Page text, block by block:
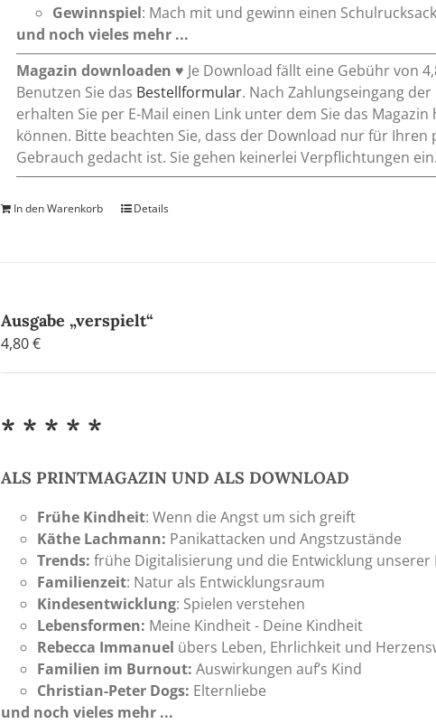
Gewinnspiel: Mach mit und gewinn einen
und noch vieles mehr ...
Magazin downloaden ♥ Je Download fällt eine Gebühr von
Benutzen Sie das Bestellformular. Nach Zahlungseingang
erhalten Sie per E-Mail einen Link unter dem Sie das
können. Bitte beachten Sie, dass der Download nur für Ihren
Gebrauch gedacht ist. Sie gehen keinerlei Verpflichtungen ein.
In den Warenkorb Details
Ausgabe „verspielt“
4,80€
* * * * *
ALS PRINTMAGAZIN UND ALS DOWNLOAD
Frühe Kindheit: Wenn die Angst um sich greift
Käthe Lachmann: Panikattacken und Angstzustände
Trends:frühe Digitalisierung und die Entwicklung unserer
Familienzeit: Natur als Entwicklungsraum
Kindesentwicklung: Spielen verstehen
Lebensformen: Meine Kindheit - Deine Kindheit
Rebecca Immanuel übers Leben, Ehrlichkeit und
Familien im Burnout:Auswirkungen auf’s Kind
Christian-Peter Dogs: Elternliebe
und noch vieles mehr ...